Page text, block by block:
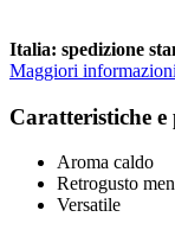
Italia: spedizione
Maggiori
Caratteristiche
Aroma caldo
Retrogusto
Versatile